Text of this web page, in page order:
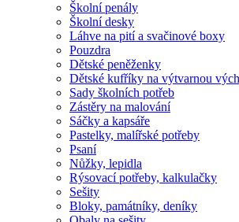
Školní penály
Školní desky
Láhve na pití a svačinové boxy
Pouzdra
Dětské peněženky
Dětské kufříky na výtvarnou
Sady školních potřeb
Zástěry na malování
Sáčky a kapsáře
Pastelky, malířské potřeby
Psaní
Nůžky, lepidla
Rýsovací potřeby, kalkulačky
Sešity
Bloky, památníky, deníky